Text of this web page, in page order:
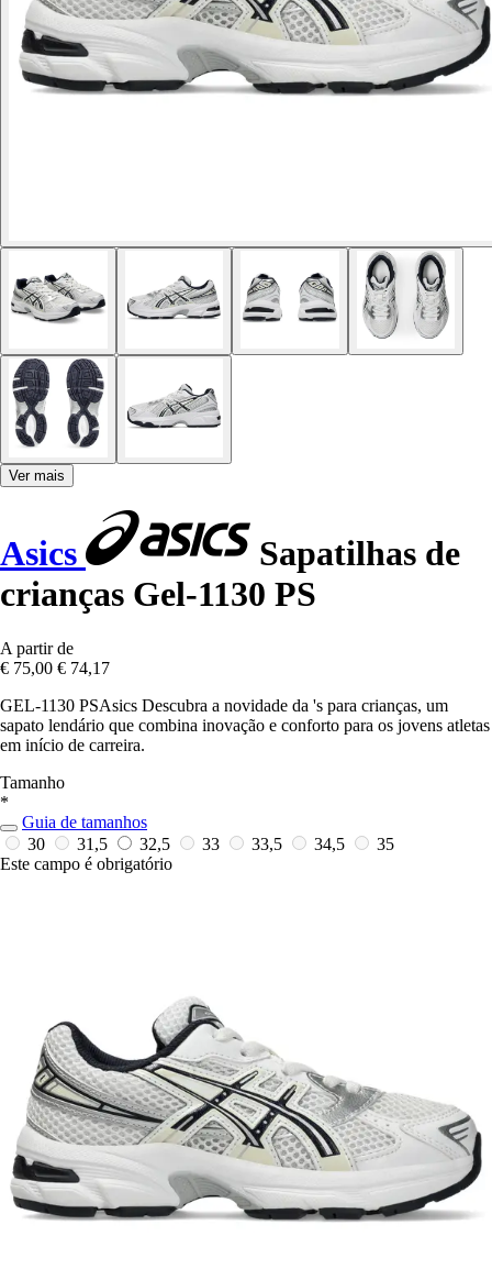
Ver mais
Asics
Sapatilhas de
crianças Gel-1130 PS
A partir de
€ 75,00 € 74,17
GEL-1130 PSAsics Descubra a novidade da 's para crianças, um
sapato lendário que combina inovação e conforto para os jovens atletas
em início de carreira.
Tamanho
*
Guia de tamanhos
30
31,5 32,5 33 33,5 34,5
35
Este campo é obrigatório